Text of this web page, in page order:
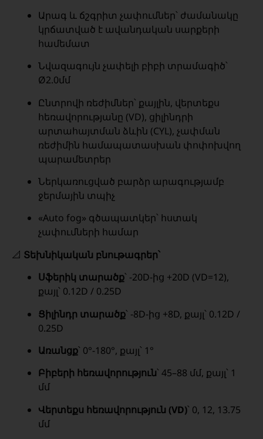
Արագ և ճշգրիտ չափումներ՝ ժամանակը
կրճատված է ավանդական սարքերի
համեմատ
Նվազագույն չափելի բիբի տրամագիծ՝
Ø2.0մմ
Ընտրովի ռեժիմներ՝ քայլին, վերտեքս
հեռավորությանը (VD), ցիլինդրի
արտահայտման ձևին (CYL), չափման
ռեժիմին համապատասխան փոփոխվող
պարամետրեր
Ներկառուցված բարձր արագությամբ
ջերմային տպիչ
«Auto fog» գծապատկեր՝ հստակ
չափումների համար
📐 Տեխնիկական բնութագրեր՝
Սֆերիկ տարածք՝ -20D-ից +20D (VD=12),
քայլ՝ 0.12D / 0.25D
Ցիլինդր տարածք՝ -8D-ից +8D, քայլ՝ 0.12D /
0.25D
Առանցք՝ 0°-180°, քայլ՝ 1°
Բիբերի հեռավորություն՝ 45–88 մմ, քայլ՝ 1
մմ
Վերտեքս հեռավորություն (VD)՝ 0, 12, 13.75
մմ